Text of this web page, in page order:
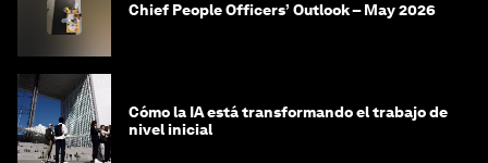
Chief People Officers’ Outlook – May 2026
Cómo la IA está transformando el trabajo de
nivel inicial